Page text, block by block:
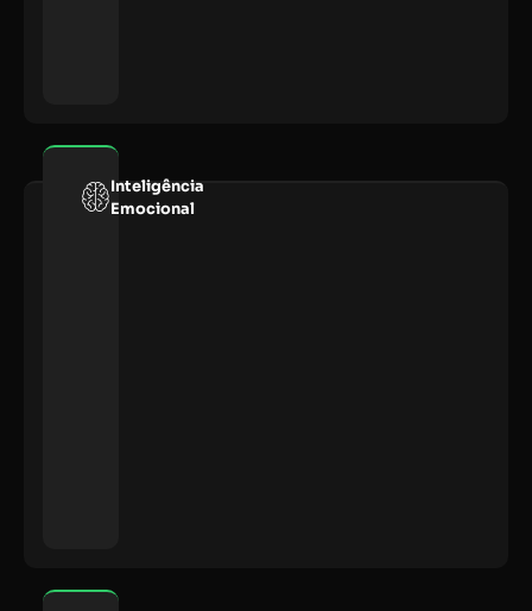
Inteligência
Emocional